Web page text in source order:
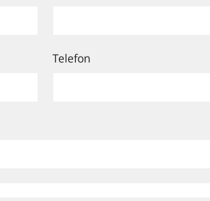
Telefon